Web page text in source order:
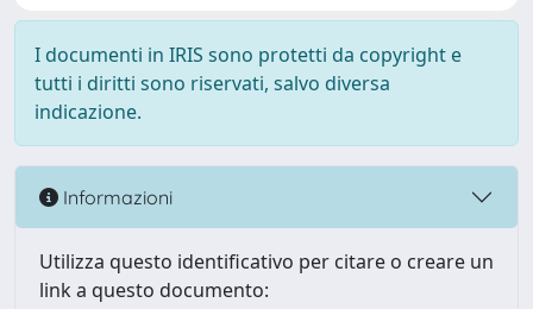
I documenti in IRIS sono protetti da copyright e
tutti i diritti sono riservati, salvo diversa
indicazione.
Informazioni
Utilizza questo identificativo per citare o creare un
link a questo documento: